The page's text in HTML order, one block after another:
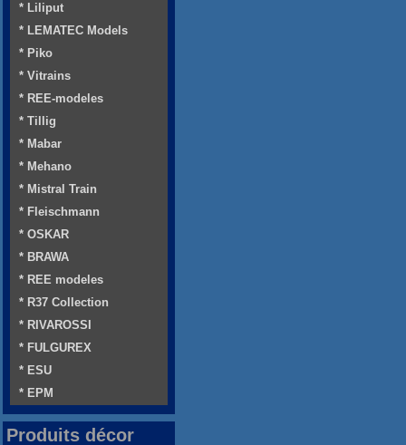
* Liliput
* LEMATEC Models
* Piko
* Vitrains
* REE-modeles
* Tillig
* Mabar
* Mehano
* Mistral Train
* Fleischmann
* OSKAR
* BRAWA
* REE modeles
* R37 Collection
* RIVAROSSI
* FULGUREX
* ESU
* EPM
Produits décor